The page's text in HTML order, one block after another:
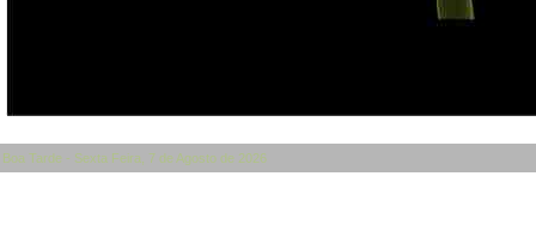
Boa Tarde - Sexta Feira, 7 de Agosto de 2026